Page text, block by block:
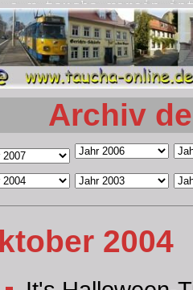
Archiv
2004